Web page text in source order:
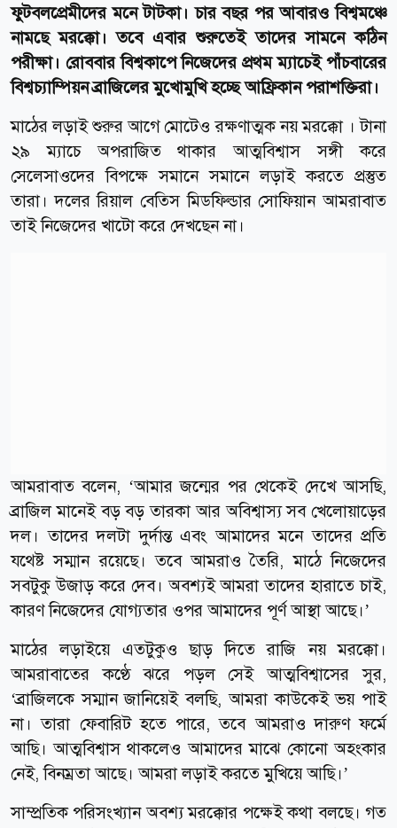
ফুটবলপ্রেমীদের মনে টাটকা। চার বছর পর আবারও বিশ্বমঞ্চে
নামছে মরক্কো। তবে এবার শুরুতেই তাদের সামনে কঠিন
পরীক্ষা। রোববার বিশ্বকাপে নিজেদের প্রথম ম্যাচেই পাঁচবারের
বিশ্বচ্যাম্পিয়ন ব্রাজিলের মুখোমুখি হচ্ছে আফ্রিকান পরাশক্তিরা।
মাঠের লড়াই শুরুর আগে মোটেও রক্ষণাত্মক নয় মরক্কো । টানা
২৯ ম্যাচে অপরাজিত থাকার আত্মবিশ্বাস সঙ্গী করে
সেলেসাওদের বিপক্ষে সমানে সমানে লড়াই করতে প্রস্তুত
তারা। দলের রিয়াল বেতিস মিডফিল্ডার সোফিয়ান আমরাবাত
তাই নিজেদের খাটো করে দেখছেন না।
আমরাবাত বলেন, ‘আমার জন্মের পর থেকেই দেখে আসছি,
ব্রাজিল মানেই বড় বড় তারকা আর অবিশ্বাস্য সব খেলোয়াড়ের
দল। তাদের দলটা দুর্দান্ত এবং আমাদের মনে তাদের প্রতি
যথেষ্ট সম্মান রয়েছে। তবে আমরাও তৈরি, মাঠে নিজেদের
সবটুকু উজাড় করে দেব। অবশ্যই আমরা তাদের হারাতে চাই,
কারণ নিজেদের যোগ্যতার ওপর আমাদের পূর্ণ আস্থা আছে।’
মাঠের লড়াইয়ে এতটুকুও ছাড় দিতে রাজি নয় মরক্কো।
আমরাবাতের কণ্ঠে ঝরে পড়ল সেই আত্মবিশ্বাসের সুর,
‘ব্রাজিলকে সম্মান জানিয়েই বলছি, আমরা কাউকেই ভয় পাই
না। তারা ফেবারিট হতে পারে, তবে আমরাও দারুণ ফর্মে
আছি। আত্মবিশ্বাস থাকলেও আমাদের মাঝে কোনো অহংকার
নেই, বিনম্রতা আছে। আমরা লড়াই করতে মুখিয়ে আছি।’
সাম্প্রতিক পরিসংখ্যান অবশ্য মরক্কোর পক্ষেই কথা বলছে। গত